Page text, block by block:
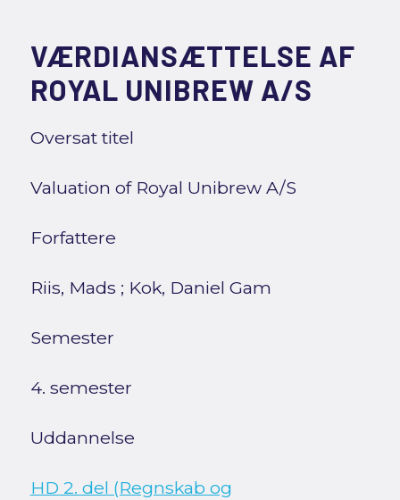
VÆRDIANSÆTTELSE AF
ROYAL UNIBREW A/S
Oversat titel
Valuation of Royal Unibrew A/S
Forfattere
Riis, Mads ; Kok, Daniel Gam
Semester
4. semester
Uddannelse
HD 2. del (Regnskab og